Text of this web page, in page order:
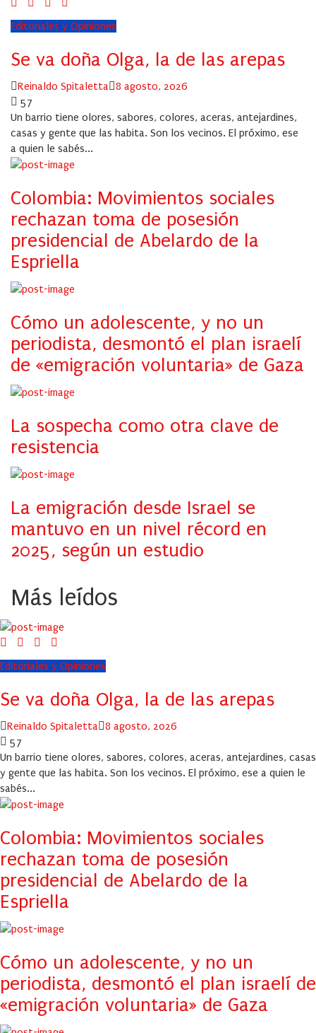
Editoriales y Opiniones
Se va doña Olga, la de las arepas
Author
Reinaldo Spitaletta Posted
8 agosto, 2026
57
Un barrio tiene olores, sabores, colores, aceras, antejardines,
casas y gente que las habita. Son los vecinos. El próximo, ese
a quien le sabés...
Colombia: Movimientos sociales
rechazan toma de posesión
presidencial de Abelardo de la
Espriella
Cómo un adolescente, y no un
periodista, desmontó el plan israelí
de «emigración voluntaria» de Gaza
La sospecha como otra clave de
resistencia
La emigración desde Israel se
mantuvo en un nivel récord en
2025, según un estudio
Más leídos
Editoriales y Opiniones
Se va doña Olga, la de las arepas
Author
Reinaldo Spitaletta Posted
8 agosto, 2026
57
Un barrio tiene olores, sabores, colores, aceras, antejardines, casas
y gente que las habita. Son los vecinos. El próximo, ese a quien le
sabés...
Colombia: Movimientos sociales
rechazan toma de posesión
presidencial de Abelardo de la
Espriella
Cómo un adolescente, y no un
periodista, desmontó el plan israelí de
«emigración voluntaria» de Gaza